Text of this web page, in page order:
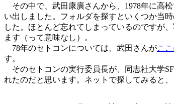
その中で、武田康廣さんから、1978年に高
い出しました。フォルダを探すといくつか当
した。ほとんど忘れてしまっているのですが
ます（って意味なし）。
78年のセトコンについては、武田さんがこ
す。
そのセトコンの実行委員長が、同志社大学
れたのだと思います。ネットで探してみると